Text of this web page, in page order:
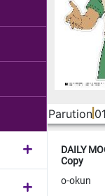
Parution
DAILY
Copy
o-okun